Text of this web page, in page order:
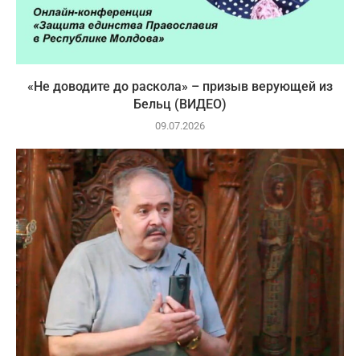
«Не доводите до раскола» – призыв верующей из
Бельц (ВИДЕО)
09.07.2026